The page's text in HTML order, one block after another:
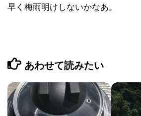
早く梅雨明けしないかなあ。
あわせて読みたい